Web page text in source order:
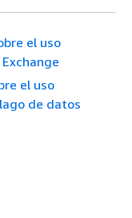
el uso
el uso
de datos